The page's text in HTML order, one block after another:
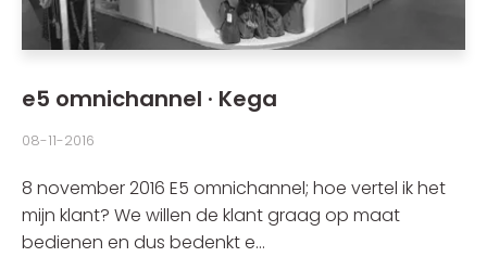
e5 omnichannel · Kega
08-11-2016
8 november 2016 E5 omnichannel; hoe vertel ik het
mijn klant? We willen de klant graag op maat
bedienen en dus bedenkt e...